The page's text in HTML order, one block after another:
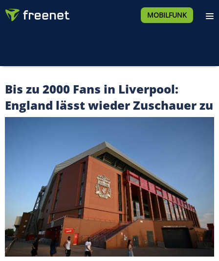
MOBILFUNK
Bis zu 2000 Fans in Liverpool:
England lässt wieder Zuschauer zu